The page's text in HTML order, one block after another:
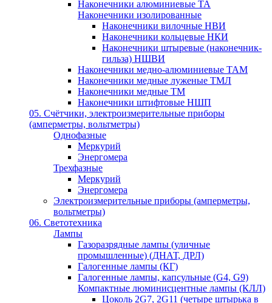
Наконечники алюминиевые ТА
Наконечники изолированные
Наконечники вилочные НВИ
Наконечники кольцевые НКИ
Наконечники штыревые (наконечник-
гильза) НШВИ
Наконечники медно-алюминиевые ТАМ
Наконечники медные луженые ТМЛ
Наконечники медные ТМ
Наконечники штифтовые НШП
05. Счётчики, электроизмерительные приборы
(амперметры, вольтметры)
Однофазные
Меркурий
Энергомера
Трехфазные
Меркурий
Энергомера
Электроизмерительные приборы (амперметры,
вольтметры)
06. Светотехника
Лампы
Газоразрядные лампы (уличные
промышленные) (ДНАТ, ДРЛ)
Галогенные лампы (КГ)
Галогенные лампы, капсульные (G4, G9)
Компактные люминисцентные лампы (КЛЛ)
Цоколь 2G7, 2G11 (четыре штырька в